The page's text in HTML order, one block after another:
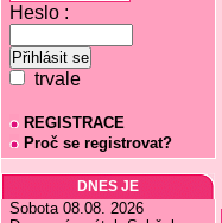
Heslo :
trvale
REGISTRACE
Proč se registrovat?
DNES JE
Sobota 08.08. 2026